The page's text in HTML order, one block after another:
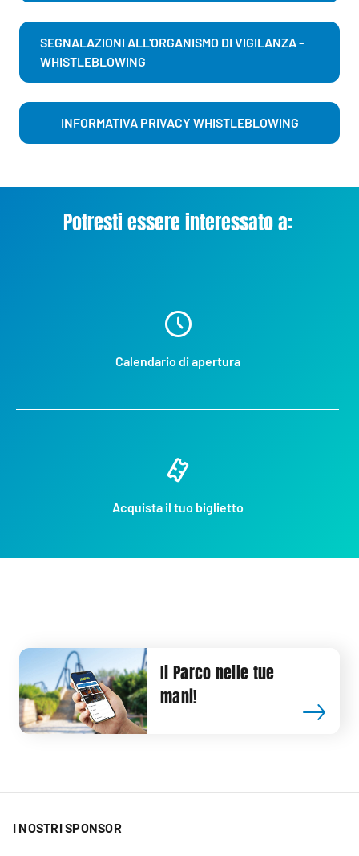
SEGNALAZIONI ALL'ORGANISMO DI VIGILANZA -
WHISTLEBLOWING
INFORMATIVA PRIVACY WHISTLEBLOWING
Potresti essere interessato a:
Calendario di apertura
Acquista il tuo biglietto
Il Parco nelle tue
mani!
I NOSTRI SPONSOR